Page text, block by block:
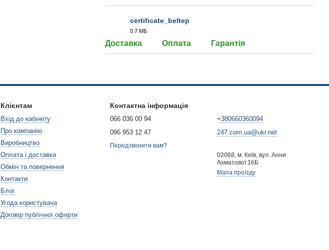
certificate_beltep
0.7 МБ
Доставка Оплата Гарантія
Клієнтам
Вхід до кабінету
Про компанію
Виробництво
Оплата і доставка
Обмін та повернення
Контакти
Блог
Угода користувача
Договір публічної оферти
Контактна інформація
066 036 00 94
096 953 12 47
Передзвонити вам?
+380660360094
247.com.ua@ukr.net
02068, м. Київ, вул. Анни
Ахматової 16Б
Мапа проїзду